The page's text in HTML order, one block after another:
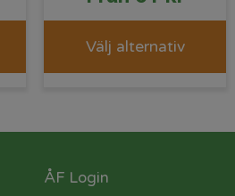
Välj alternativ
ÅF Login